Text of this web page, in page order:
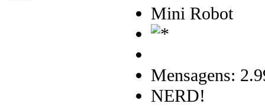
Mini Robot
Mensagens:
NERD!